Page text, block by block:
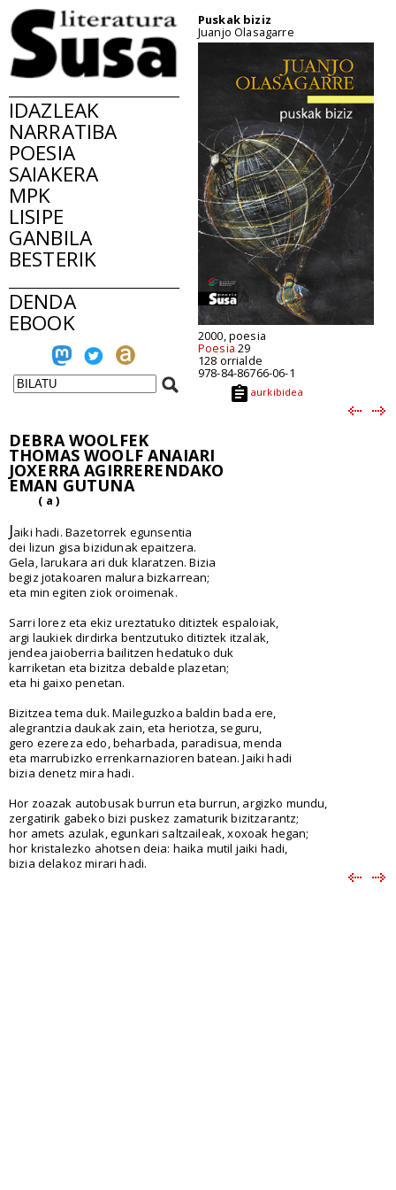
IDAZLEAK
NARRATIBA
POESIA
SAIAKERA
MPK
LISIPE
GANBILA
BESTERIK
DENDA
EBOOK
Puskak biziz
Juanjo Olasagarre
2000, poesia
Poesia 29
128 orrialde
978-84-86766-06-1
aurkibidea
DEBRA WOOLFEK
THOMAS WOOLF ANAIARI
JOXERRA AGIRRERENDAKO
EMAN GUTUNA
( a )
Jaiki hadi. Bazetorrek egunsentia
dei lizun gisa bizidunak epaitzera.
Gela, larukara ari duk klaratzen. Bizia
begiz jotakoaren malura bizkarrean;
eta min egiten ziok oroimenak.
Sarri lorez eta ekiz ureztatuko ditiztek espaloiak,
argi laukiek dirdirka bentzutuko ditiztek itzalak,
jendea jaioberria bailitzen hedatuko duk
karriketan eta bizitza debalde plazetan;
eta hi gaixo penetan.
Bizitzea tema duk. Maileguzkoa baldin bada ere,
alegrantzia daukak zain, eta heriotza, seguru,
gero ezereza edo, beharbada, paradisua, menda
eta marrubizko errenkarnazioren batean. Jaiki hadi
bizia denetz mira hadi.
Hor zoazak autobusak burrun eta burrun, argizko mundu,
zergatirik gabeko bizi puskez zamaturik bizitzarantz;
hor amets azulak, egunkari saltzaileak, xoxoak hegan;
hor kristalezko ahotsen deia: haika mutil jaiki hadi,
bizia delakoz mirari hadi.